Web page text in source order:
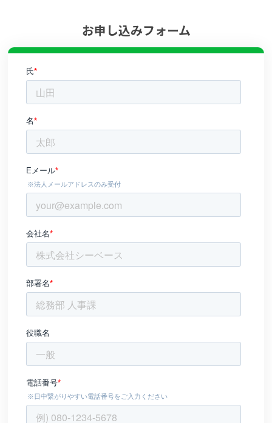
お申し込みフォーム